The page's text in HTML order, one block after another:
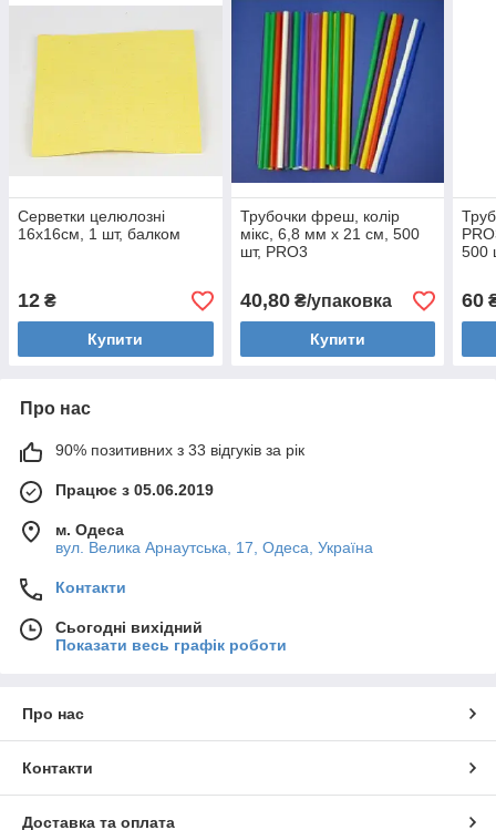
Серветки целюлозні
16х16см, 1 шт, балком
12 ₴
Купити
Трубочки фреш, колір
мікс, 6,8 мм х 21 см, 500
шт, PRO3
40,80₴/упаковка
Купити
500
60
Про нас
90% позитивних з 33 відгуків за рік
Працює з 05.06.2019
м. Одеса
вул. Велика Арнаутська, 17, Одеса, Україна
Контакти
Сьогодні вихідний
Показати весь графік роботи
Про нас
Контакти
Доставка та оплата